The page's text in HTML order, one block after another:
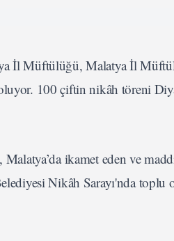
İl Müftülüğü, Malatya İl
100 çiftin nikâh töreni
ikamet eden ve
Nikâh Sarayı'nda toplu